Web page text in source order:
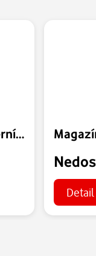
Magazín DNES Speciál Severní Čechy - 07.08.2026
Detail